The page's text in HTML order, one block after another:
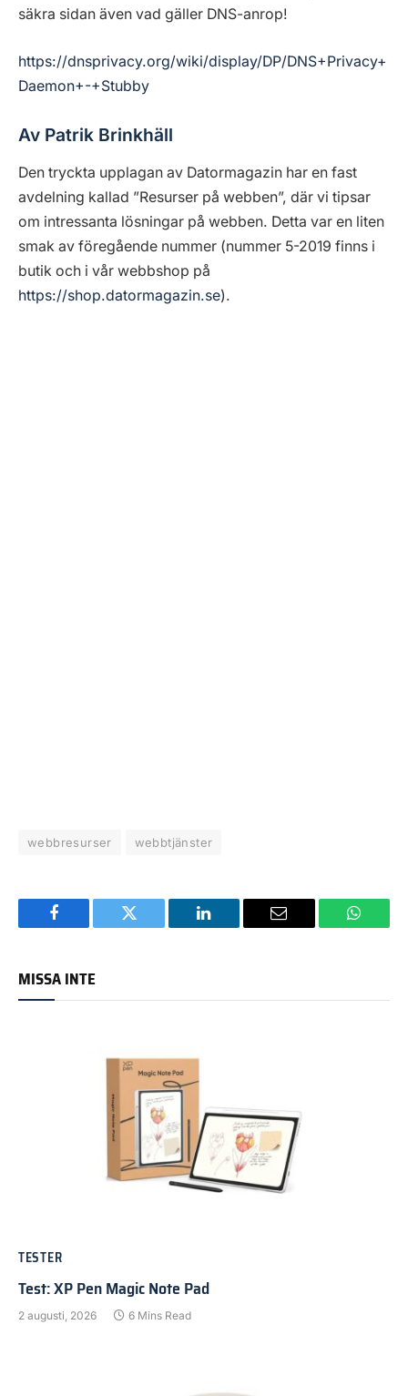
säkra sidan även vad gäller DNS-anrop!
https://dnsprivacy.org/wiki/display/DP/DNS+Privacy+
Daemon+-+Stubby
Av Patrik Brinkhäll
Den tryckta upplagan av Datormagazin har en fast
avdelning kallad ”Resurser på webben”, där vi tipsar
om intressanta lösningar på webben. Detta var en liten
smak av föregående nummer (nummer 5-2019 finns i
butik och i vår webbshop på
https://shop.datormagazin.se).
webbresurser webbtjänster
Facebook Twitter LinkedIn Email
MISSA INTE
TESTER
Test: XP Pen Magic Note Pad
2 augusti, 2026 6 Mins Read